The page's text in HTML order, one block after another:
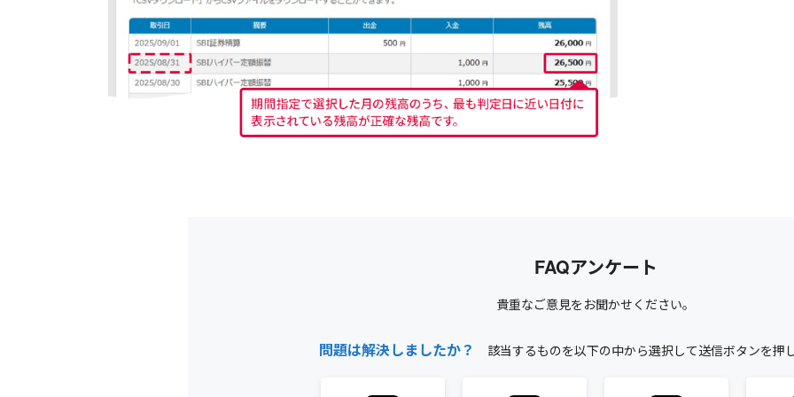
FAQアンケート
貴重なご意見をお聞かせください。
問題は解決しましたか？ 該当するものを以下の中から選択して送信ボタンを押